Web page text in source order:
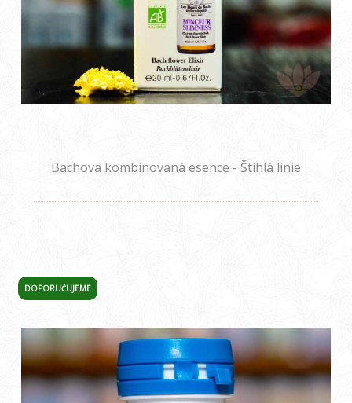
Bachova kombinovaná esence - Štíhlá linie
DOPORUČUJEME